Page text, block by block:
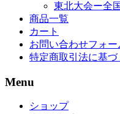
東北大会ー全
商品一覧
カート
お問い合わせフォー
特定商取引法に基づ
Menu
ショップ